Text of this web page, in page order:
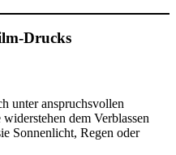
Drucks
unter anspruchsvollen
dem Verblassen
Sonnenlicht, Regen oder